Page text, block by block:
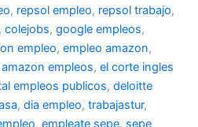
, repsol empleo, repsol trabajo,
, colejobs, google empleos,
empleo, empleo amazon,
amazon empleos, el corte ingles
empleos publicos, deloitte
, dia empleo, trabajastur,